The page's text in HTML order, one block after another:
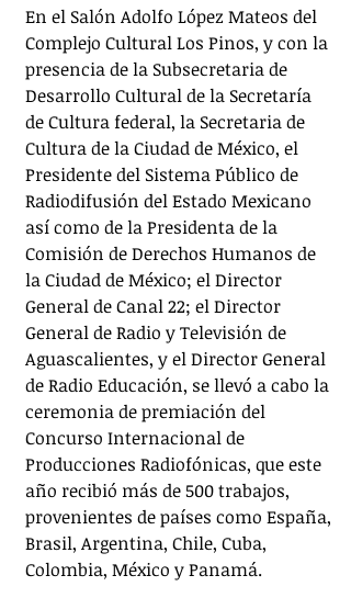
En el Salón Adolfo López Mateos del
Complejo Cultural Los Pinos, y con la
presencia de la Subsecretaria de
Desarrollo Cultural de la Secretaría
de Cultura federal, la Secretaria de
Cultura de la Ciudad de México, el
Presidente del Sistema Público de
Radiodifusión del Estado Mexicano
así como de la Presidenta de la
Comisión de Derechos Humanos de
la Ciudad de México; el Director
General de Canal 22; el Director
General de Radio y Televisión de
Aguascalientes, y el Director General
de Radio Educación, se llevó a cabo la
ceremonia de premiación del
Concurso Internacional de
Producciones Radiofónicas, que este
año recibió más de 500 trabajos,
provenientes de países como España,
Brasil, Argentina, Chile, Cuba,
Colombia, México y Panamá.